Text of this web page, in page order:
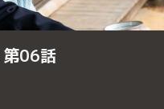
第06話